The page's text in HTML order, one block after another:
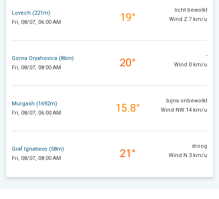
Lovech (221m)
Fri, 08/07, 06:00 AM
19°
licht bewolkt
Wind Z 7 km/u
Gorna Oryahovica (86m)
Fri, 08/07, 08:00 AM
20°
-
Wind 0 km/u
Murgash (1692m)
Fri, 08/07, 06:00 AM
15.8°
bijna onbewolkt
Wind NW 14 km/u
Graf Ignatievo (58m)
Fri, 08/07, 08:00 AM
21°
droog
Wind N 3 km/u